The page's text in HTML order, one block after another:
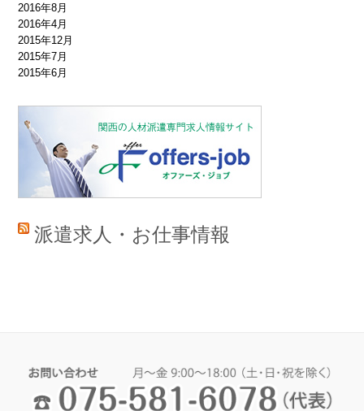
2016年8月
2016年4月
2015年12月
2015年7月
2015年6月
派遣求人・お仕事情報